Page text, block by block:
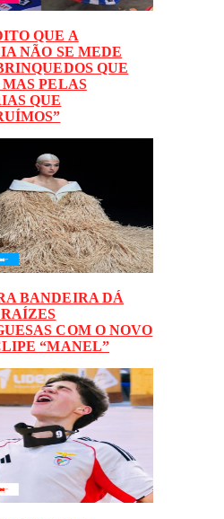
QUE A
NÃO SE MEDE
QUE
PELAS
QUE
BANDEIRA DÁ
COM O NOVO
“MANEL”